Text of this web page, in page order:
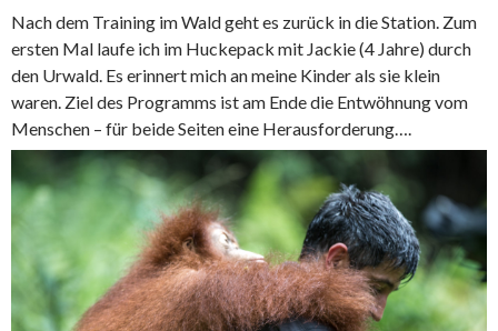
Nach dem Training im Wald geht es zurück in die Station. Zum
ersten Mal laufe ich im Huckepack mit Jackie (4 Jahre) durch
den Urwald. Es erinnert mich an meine Kinder als sie klein
waren. Ziel des Programms ist am Ende die Entwöhnung vom
Menschen – für beide Seiten eine Herausforderung….